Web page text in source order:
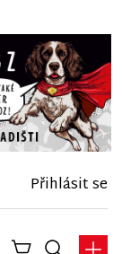
Přihlásit se